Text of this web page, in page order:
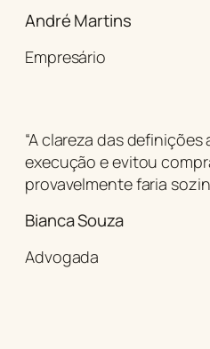
André Martins
Empresário
“A clareza das
execução e evitou
provavelmente faria
Bianca Souza
Advogada